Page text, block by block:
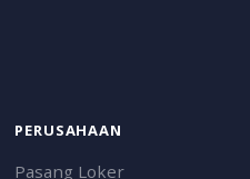
PERUSAHAAN
Pasang Loker